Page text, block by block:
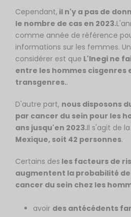
Cependant, il n'y a pas de
le nombre de cas en 2023.
comme année de référence
informations sur les femmes.
considérer est que L'Inegi ne
entre les hommes cisgenres
transgenres..
D'autre part, nous disposons
par cancer du sein pour les
ans jusqu'en 2023.Il s'agit de la
Mexique, soit 42 personnes.
Certains des les facteurs de
augmentent la probabilité
cancer du sein chez les
avoir des antécédents